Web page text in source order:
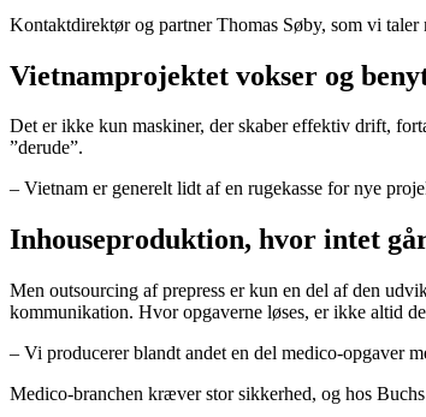
Kontaktdirektør og partner Thomas Søby, som vi
Vietnamprojektet vokser og
Det er ikke kun maskiner, der skaber effektiv drift,
”derude”.
– Vietnam er generelt lidt af en rugekasse for nye
Inhouseproduktion, hvor intet
Men outsourcing af prepress er kun en del af den
kommunikation. Hvor opgaverne løses, er ikke altid
– Vi producerer blandt andet en del medico-opgaver
Medico-branchen kræver stor sikkerhed, og hos